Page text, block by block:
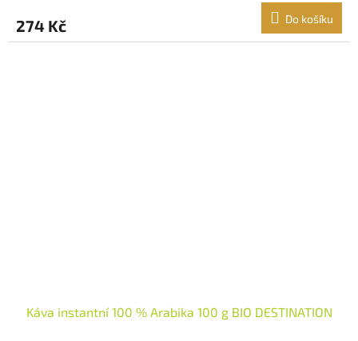
274 Kč Do košíku
Káva instantní 100 % Arabika 100 g BIO DESTINATION